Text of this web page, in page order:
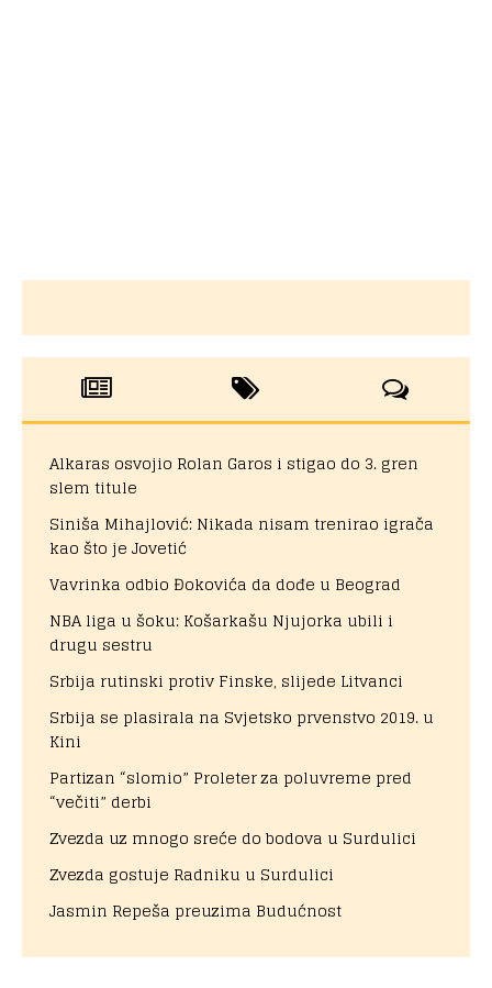
Alkaras osvojio Rolan Garos i stigao do 3. gren
slem titule
Siniša Mihajlović: Nikada nisam trenirao igrača
kao što je Jovetić
Vavrinka odbio Đokovića da dođe u Beograd
NBA liga u šoku: Košarkašu Njujorka ubili i
drugu sestru
Srbija rutinski protiv Finske, slijede Litvanci
Srbija se plasirala na Svjetsko prvenstvo 2019. u
Kini
Partizan “slomio” Proleter za poluvreme pred
“večiti” derbi
Zvezda uz mnogo sreće do bodova u Surdulici
Zvezda gostuje Radniku u Surdulici
Jasmin Repeša preuzima Budućnost